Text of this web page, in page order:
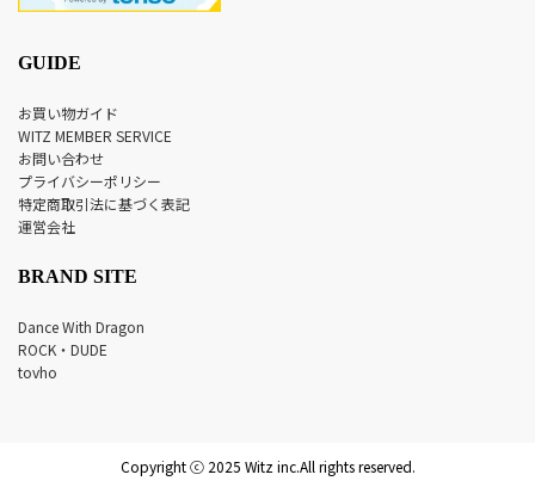
GUIDE
お買い物ガイド
WITZ MEMBER SERVICE
お問い合わせ
プライバシーポリシー
特定商取引法に基づく表記
運営会社
BRAND SITE
Dance With Dragon
ROCK・DUDE
tovho
Copyright ⓒ 2025 Witz inc.All rights reserved.